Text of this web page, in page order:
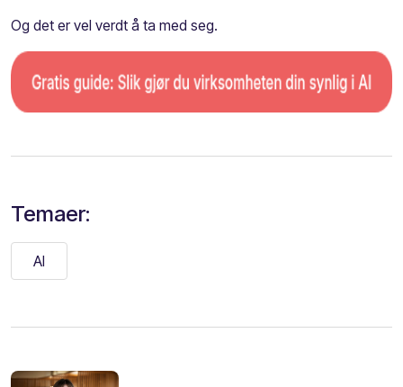
Og det er vel verdt å ta med seg.
Temaer:
AI